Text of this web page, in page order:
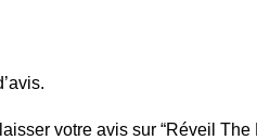
votre avis sur “Réveil The